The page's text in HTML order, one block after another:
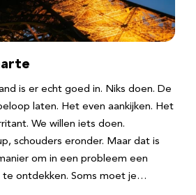
is er echt goed in. Niks doen. De
laten. Het even aankijken. Het
We willen iets doen.
schouders eronder. Maar dat is
om in een probleem een
te ontdekken. Soms moet je…